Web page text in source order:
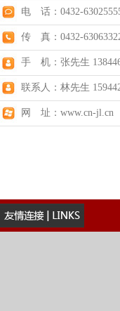
电 话：0432-
传 真：0432-
手 机：张先生
联系人：林先生
网 址：www.cn-jl.cn